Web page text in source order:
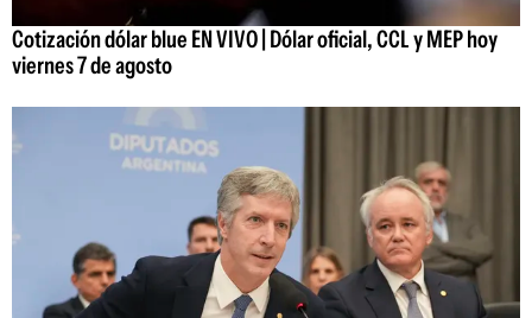
Cotización dólar blue EN VIVO | Dólar oficial, CCL y MEP hoy
viernes 7 de agosto